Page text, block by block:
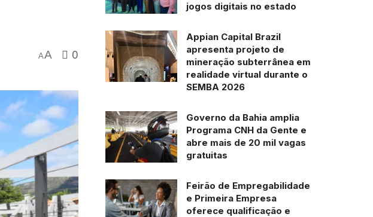
AA 0
jogos digitais no estado
Appian Capital Brazil
apresenta projeto de
mineração subterrânea em
realidade virtual durante o
SEMBA 2026
Governo da Bahia amplia
Programa CNH da Gente e
abre mais de 20 mil vagas
gratuitas
Feirão de Empregabilidade
e Primeira Empresa
oferece qualificação e